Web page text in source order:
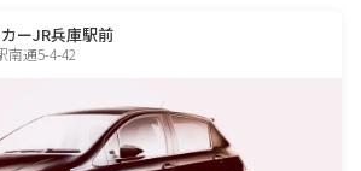
ーJR兵庫駅前
南通5-4-42